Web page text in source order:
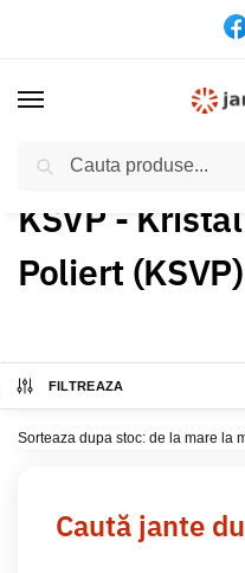
Acasă Produs Culoare / KSVP
KSVP -
Poliert (KSVP)
FILTREAZA
Caută jante